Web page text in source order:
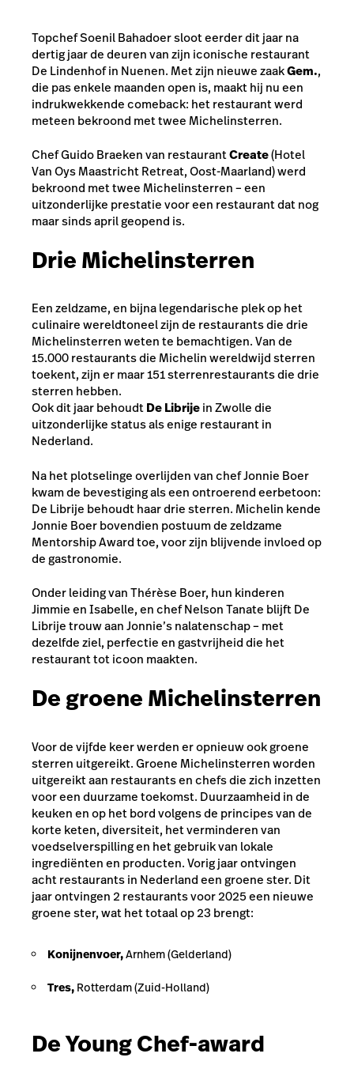
Topchef Soenil Bahadoer sloot eerder dit jaar na
dertig jaar de deuren van zijn iconische restaurant
De Lindenhof in Nuenen. Met zijn nieuwe zaakGem.,
die pas enkele maanden open is, maakt hij nu een
indrukwekkende comeback: het restaurant werd
meteen bekroond met twee Michelinsterren.
Chef Guido Braeken van restaurantCreate(Hotel
Van Oys Maastricht Retreat, Oost-Maarland) werd
bekroond met twee Michelinsterren – een
uitzonderlijke prestatie voor een restaurant dat nog
maar sinds april geopend is.
Drie Michelinsterren
Een zeldzame, en bijna legendarische plek op het
culinaire wereldtoneel zijn de restaurants die drie
Michelinsterren weten te bemachtigen. Van de
15.000 restaurants die Michelin wereldwijd sterren
toekent, zijn er maar 151 sterrenrestaurants die drie
sterren hebben.
Ook dit jaar behoudtDe Librijein Zwolle die
uitzonderlijke status als enige restaurant in
Nederland.
Na het plotselinge overlijden van chef Jonnie Boer
kwam de bevestiging als een ontroerend eerbetoon:
De Librije behoudt haar drie sterren. Michelin kende
Jonnie Boer bovendien postuum de zeldzame
Mentorship Awardtoe, voor zijn blijvende invloed op
de gastronomie.
Onder leiding van Thérèse Boer, hun kinderen
Jimmie en Isabelle, en chef Nelson Tanate blijft De
Librije trouw aan Jonnie’s nalatenschap – met
dezelfde ziel, perfectie en gastvrijheid die het
restaurant tot icoon maakten.
De groene Michelinsterren
Voor de vijfde keer werden er opnieuw ook groene
sterren uitgereikt. Groene Michelinsterren worden
uitgereikt aan restaurants en chefs die zich inzetten
voor een duurzame toekomst. Duurzaamheid in de
keuken en op het bord volgens de principes van de
korte keten, diversiteit, het verminderen van
voedselverspilling en het gebruik van lokale
ingrediënten en producten.Vorig jaar ontvingen
acht restaurants in Nederland een groene ster. Dit
jaar ontvingen 2 restaurants voor 2025 een nieuwe
groene ster, wat het totaal op 23 brengt:
Konijnenvoer,Arnhem (Gelderland)
Tres, Rotterdam (Zuid-Holland)
De Young Chef-award